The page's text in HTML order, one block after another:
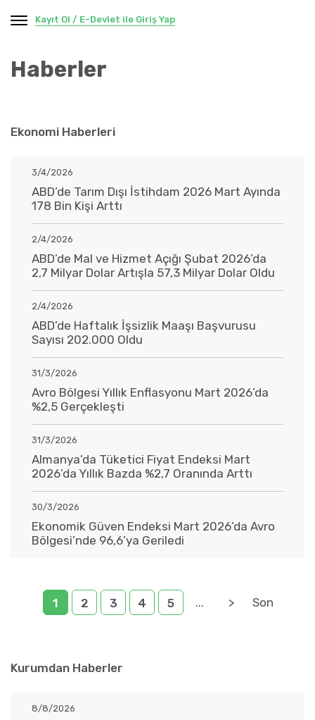
Kayıt Ol / E-Devlet ile Giriş Yap
Haberler
Ekonomi Haberleri
3/4/2026
ABD’de Tarım Dışı İstihdam 2026 Mart Ayında
178 Bin Kişi Arttı
2/4/2026
ABD’de Mal ve Hizmet Açığı Şubat 2026’da
2,7 Milyar Dolar Artışla 57,3 Milyar Dolar Oldu
2/4/2026
ABD’de Haftalık İşsizlik Maaşı Başvurusu
Sayısı 202.000 Oldu
31/3/2026
Avro Bölgesi Yıllık Enflasyonu Mart 2026’da
%2,5 Gerçekleşti
31/3/2026
Almanya’da Tüketici Fiyat Endeksi Mart
2026’da Yıllık Bazda %2,7 Oranında Arttı
30/3/2026
Ekonomik Güven Endeksi Mart 2026’da Avro
Bölgesi’nde 96,6’ya Geriledi
1 2 3 4 5 ... > Son
Kurumdan Haberler
8/8/2026